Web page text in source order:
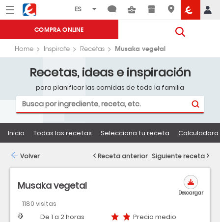
Menú Eroski
COMPRA ONLINE
Home Inspirate Recetas Musaka vegetal
Recetas, ideas e inspiración
para planificar las comidas de toda la familia
Inicio Todas las recetas Selecciona tu receta
Musaka vegetal
1180 visitas
Dificultad
Tiempo De 1 a 2 horas
Precio medio Precio medio
Descargar
Volver Receta anterior Siguiente receta